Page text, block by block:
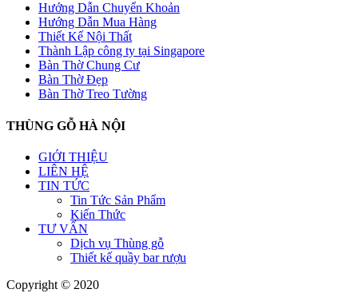
Hướng Dẫn Chuyển Khoản
Hướng Dẫn Mua Hàng
Thiết Kế Nội Thất
Thành Lập công ty tại Singapore
Bàn Thờ Chung Cư
Bàn Thờ Đẹp
Bàn Thờ Treo Tường
THÙNG GỖ HÀ NỘI
GIỚI THIỆU
LIÊN HỆ
TIN TỨC
Tin Tức Sản Phẩm
Kiến Thức
TƯ VẤN
Dịch vụ Thùng gỗ
Thiết kế quầy bar rượu
Copyright © 2020